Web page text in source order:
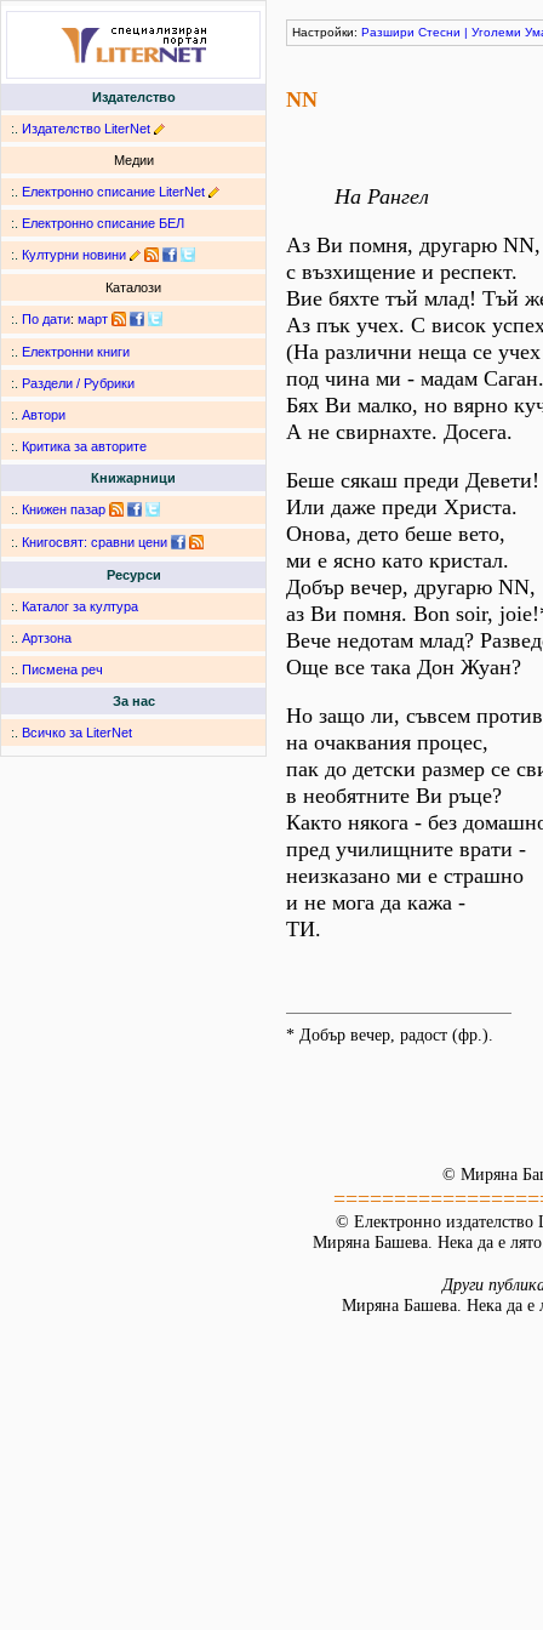
Издателство
:. Издателство LiterNet
Медии
:. Електронно списание LiterNet
:. Електронно списание БЕЛ
:. Културни новини
Каталози
:. По дати: март
:. Електронни книги
:. Раздели / Рубрики
:. Автори
:. Критика за авторите
Книжарници
:. Книжен пазар
:. Книгосвят: сравни цени
Ресурси
:. Каталог за култура
:. Артзона
:. Писмена реч
За нас
:. Всичко за LiterNet
Настройки: Разшири Стесни | Уголеми
NN
На Рангел
Аз Ви помня, другарю NN,
с възхищение и респект.
Вие бяхте тъй млад! Тъй
Аз пък учех. С висок
(На различни неща се
под чина ми - мадам
Бях Ви малко, но вярно
А не свирнахте. Досега.
Беше сякаш преди Девети!
Или даже преди Христа.
Онова, дето беше вето,
ми е ясно като кристал.
Добър вечер, другарю NN,
аз Ви помня. Bon soir,
Вече недотам млад?
Още все така Дон Жуан?
Но защо ли, съвсем
на очаквания процес,
пак до детски размер се
в необятните Ви ръце?
Както някога - без
пред училищните врати -
неизказано ми е страшно
и не мога да кажа -
ТИ.
* Добър вечер, радост (фр.).
© Миряна
© Електронно издателство
Миряна Башева. Нека да е
Други
Миряна Башева. Нека да е